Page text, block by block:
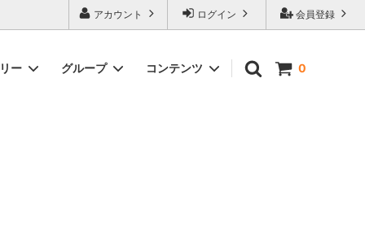
会員登録
ログイン
アカウント
0
ー グループ コンテンツ